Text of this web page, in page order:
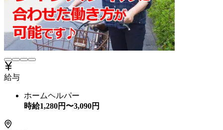
給与
ホームヘルパー
時給1,280円〜3,090円